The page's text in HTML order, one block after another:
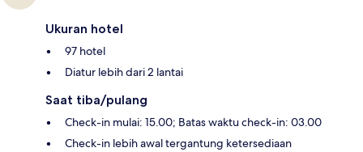
Ukuran hotel
97 hotel
Diatur lebih dari 2 lantai
Saat tiba/pulang
Check-in mulai: 15.00; Batas waktu check-in: 03.00
Check-in lebih awal tergantung ketersediaan